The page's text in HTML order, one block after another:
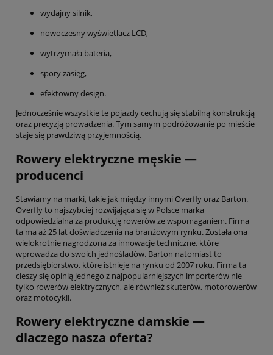
wydajny silnik,
nowoczesny wyświetlacz LCD,
wytrzymała bateria,
spory zasięg,
efektowny design.
Jednocześnie wszystkie te pojazdy cechują się stabilną konstrukcją
oraz precyzją prowadzenia. Tym samym podróżowanie po mieście
staje się prawdziwą przyjemnością.
Rowery elektryczne męskie —
producenci
Stawiamy na marki, takie jak między innymi Overfly oraz Barton.
Overfly to najszybciej rozwijająca się w Polsce marka
odpowiedzialna za produkcję rowerów ze wspomaganiem. Firma
ta ma aż 25 lat doświadczenia na branżowym rynku. Została ona
wielokrotnie nagrodzona za innowacje techniczne, które
wprowadza do swoich jednośladów. Barton natomiast to
przedsiębiorstwo, które istnieje na rynku od 2007 roku. Firma ta
cieszy się opinią jednego z najpopularniejszych importerów nie
tylko rowerów elektrycznych, ale również skuterów, motorowerów
oraz motocykli.
Rowery elektryczne damskie —
dlaczego nasza oferta?